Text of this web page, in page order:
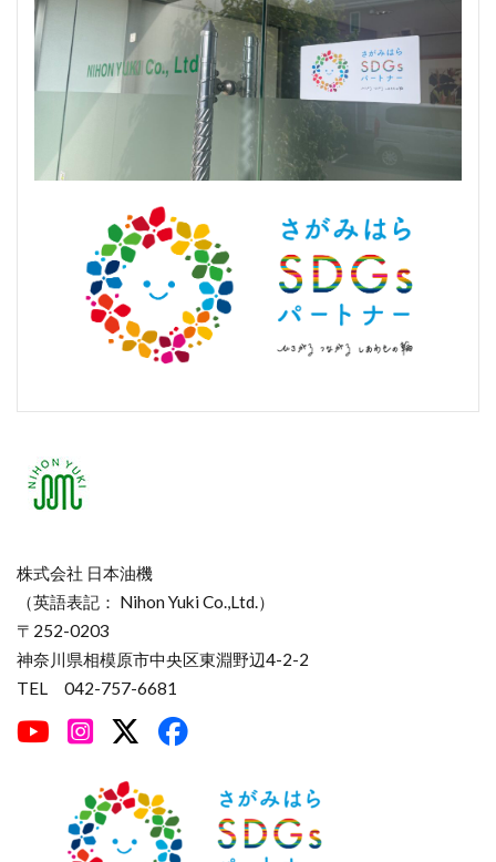
株式会社 日本油機
（英語表記： Nihon Yuki Co.,Ltd.）
〒252-0203
神奈川県相模原市中央区東淵野辺4-2-2
TEL 042-757-6681